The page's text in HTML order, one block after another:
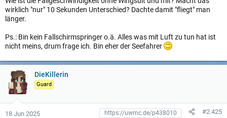
wirklich "nur" 10 Sekunden Unterschied? Dachte damit "fliegt" man
länger.
Ps.: Bin kein Fallschirmspringer o.ä. Alles was mit Luft zu tun hat ist
nicht meins, drum frage ich. Bin eher der Seefahrer
DieKillerin
Guard
18 Jun 2025 #2.425